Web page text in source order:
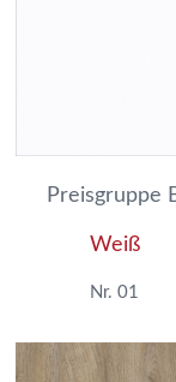
Preisgruppe
Weiß
Nr. 01